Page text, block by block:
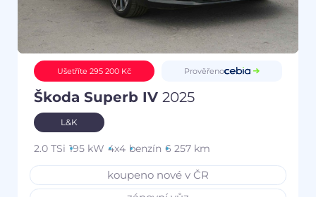
Ušetříte 295 200 Kč Prověřeno
Škoda Superb IV 2025
L&K
2.0 TSi 195 kW 4x4 benzín 6 257 km
koupeno nové v ČR